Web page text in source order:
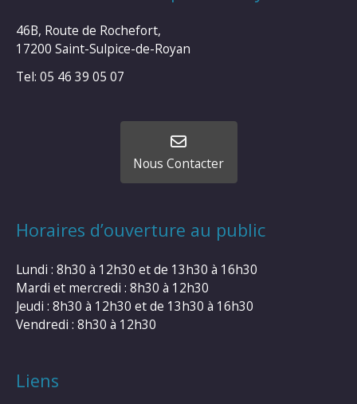
46B, Route de Rochefort,
17200 Saint-Sulpice-de-Royan
Tel: 05 46 39 05 07
Nous Contacter
Horaires d’ouverture au public
Lundi : 8h30 à 12h30 et de 13h30 à 16h30
Mardi et mercredi : 8h30 à 12h30
Jeudi : 8h30 à 12h30 et de 13h30 à 16h30
Vendredi : 8h30 à 12h30
Liens